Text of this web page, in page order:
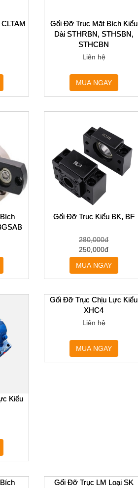
Gối Đỡ Trục Mặt Bích Kiểu
Dài STHRBN, STHSBN,
STHCBN
Liên hệ
MUA NGAY
Gối Đỡ Trục Kiểu BK, BF
280,000đ
250,000đ
MUA NGAY
Kiểu
Gối Đỡ Trục LM Loại SK